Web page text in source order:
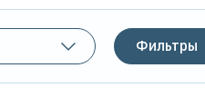
Фильтры